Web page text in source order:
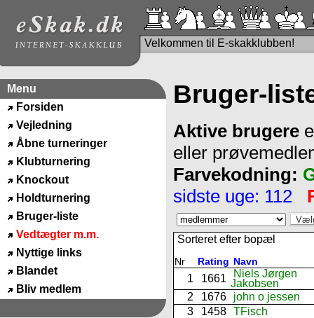
Velkommen til E-skakklubben!
Menu
Forsiden
Vejledning
Åbne turneringer
Klubturnering
Knockout
Holdturnering
Bruger-liste
Vedtægter m.m.
Nyttige links
Blandet
Bliv medlem
Bruger-
Aktive brugere
eller
Farvekodning:
sidste uge: 112
Sorteret efter bopæl
Nr Rating Navn
1 1661
Niels Jørgen
Jakobsen
2
1676
john o jessen
3
1458 TFisch